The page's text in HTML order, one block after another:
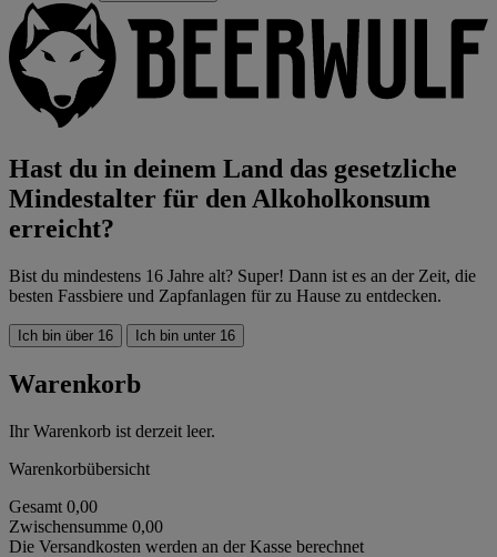
Hast du in deinem Land das gesetzliche
Mindestalter für den Alkoholkonsum
erreicht?
Bist du mindestens 16 Jahre alt? Super! Dann ist es an der Zeit, die
besten Fassbiere und Zapfanlagen für zu Hause zu entdecken.
Ich bin über 16 Ich bin unter 16
Warenkorb
Ihr Warenkorb ist derzeit leer.
Warenkorbübersicht
Gesamt 0,00
Zwischensumme 0,00
Die Versandkosten werden an der Kasse berechnet